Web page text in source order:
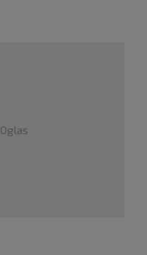
Oglas